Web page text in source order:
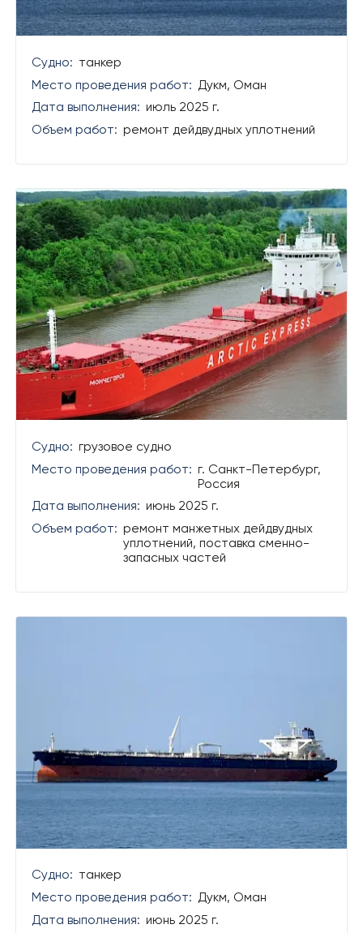
› РЕЗУЛЬТАТЫ СОУТ
Судно: танкер
Место проведения работ: Дукм, Оман
Дата выполнения: июль 2025 г.
Объем работ: ремонт дейдвудных уплотнений
Судно: грузовое судно
Место проведения работ: г. Санкт-Петербург,
Россия
Дата выполнения: июнь 2025 г.
Объем работ: ремонт манжетных дейдвудных
уплотнений, поставка сменно-
запасных частей
Судно: танкер
Место проведения работ: Дукм, Оман
Дата выполнения: июнь 2025 г.